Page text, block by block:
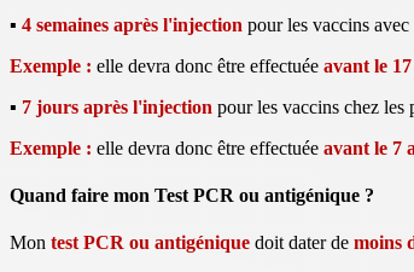
▪ 4 semaines après l'injection pour les vaccins
Exemple : elle devra donc être effectuée avant le
▪ 7 jours après l'injection pour les vaccins chez les
Exemple : elle devra donc être effectuée avant le 7
Quand faire mon Test PCR ou antigénique ?
Mon test PCR ou antigénique doit dater de moins